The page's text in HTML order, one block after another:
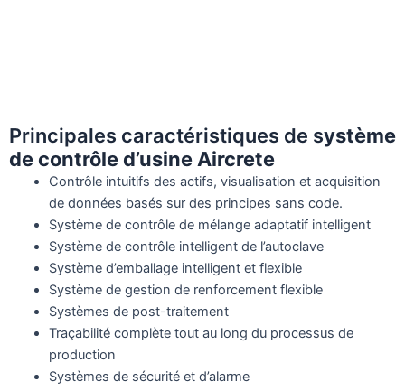
Principales caractéristiques de système
de contrôle d’usine Aircrete
Contrôle intuitifs des actifs, visualisation et acquisition
de données basés sur des principes sans code.
Système de contrôle de mélange adaptatif intelligent
Système de contrôle intelligent de l’autoclave
Système d’emballage intelligent et flexible
Système de gestion de renforcement flexible
Systèmes de post-traitement
Traçabilité complète tout au long du processus de
production
Systèmes de sécurité et d’alarme